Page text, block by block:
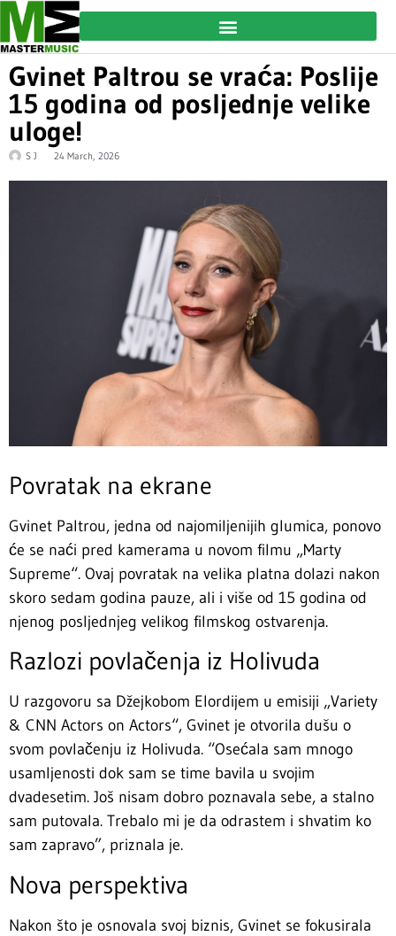
Gvinet Paltrou se vraća: Poslije
15 godina od posljednje velike
uloge!
S J 24 March, 2026
Povratak na ekrane
Gvinet Paltrou, jedna od najomiljenijih glumica, ponovo
će se naći pred kamerama u novom filmu „Marty
Supreme“. Ovaj povratak na velika platna dolazi nakon
skoro sedam godina pauze, ali i više od 15 godina od
njenog posljednjeg velikog filmskog ostvarenja.
Razlozi povlačenja iz Holivuda
U razgovoru sa Džejkobom Elordijem u emisiji „Variety
& CNN Actors on Actors“, Gvinet je otvorila dušu o
svom povlačenju iz Holivuda. “Osećala sam mnogo
usamljenosti dok sam se time bavila u svojim
dvadesetim. Još nisam dobro poznavala sebe, a stalno
sam putovala. Trebalo mi je da odrastem i shvatim ko
sam zapravo”, priznala je.
Nova perspektiva
Nakon što je osnovala svoj biznis, Gvinet se fokusirala